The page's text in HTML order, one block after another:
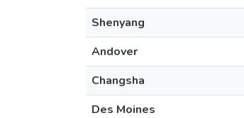
Shenyang
Andover
Changsha
Des Moines